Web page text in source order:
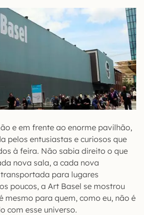
e em frente ao enorme pavilhão,
pelos entusiastas e curiosos que
à feira. Não sabia direito o que
nova sala, a cada nova
para lugares
poucos, a Art Basel se mostrou
mesmo para quem, como eu, não é
com esse universo.